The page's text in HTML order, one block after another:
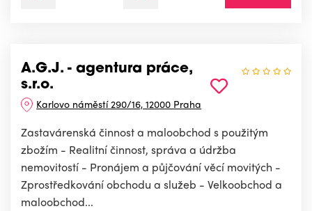
A.G.J. - agentura práce,
s.r.o.
Karlovo náměstí 290/16, 12000 Praha
Zastavárenská činnost a maloobchod s použitým
zbožím - Realitní činnost, správa a údržba
nemovitostí - Pronájem a půjčování věcí movitých -
Zprostředkování obchodu a služeb - Velkoobchod a
maloobchod...